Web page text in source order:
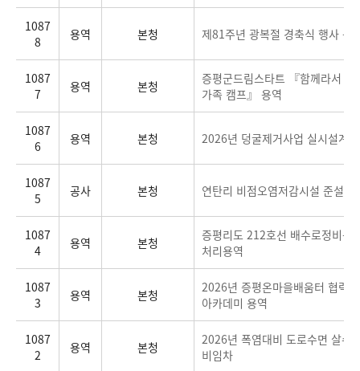
1087
8
용역 본청 제81주년 광복절 경축식 행사 용
1087
7
용역 본청
증평군드림스타트 『함께라서 행
가족 캠프』 용역
1087
6
용역 본청 2026년 덩굴제거사업 실시설계
1087
5
공사 본청 연탄리 비점오염저감시설 준설공
1087
4
용역 본청
증평리도 212호선 배수로정비공
처리용역
1087
3
용역 본청
2026년 증평온마을배움터 협력
아카데미 용역
1087
2
용역 본청
2026년 폭염대비 도로수면 살수
비임차